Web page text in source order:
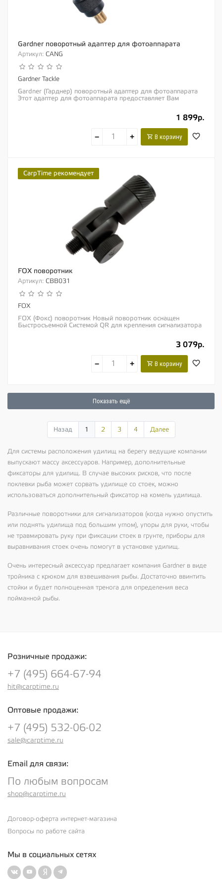
Gardner поворотный адаптер для фотоаппарата
Артикул: CANG
Gardner Tackle
Gardner (Гарднер) поворотный адаптер для фотоаппарата
Этот адаптер для фотоаппарата предоставляет Вам
1 899р.
− + В корзину
CarpTime рекомендует
FOX поворотник
Артикул: CBB031
FOX
FOX (Фокс) поворотник Новый поворотник оснащен
Быстросъемной Системой QR для крепления сигнализатора
3 079р.
− + В корзину
Показать ещё
Назад 1 2 3 4 Далее
Для системы расположения удилищ на берегу ведущие компании
выпускают массу аксессуаров. Например, дополнительные
фиксаторы для удилищ. В случае высоких рисков, что после
поклевки рыба может сорвать удилище со стоек, можно
использоваться дополнительный фиксатор на комель удилища.
Различные поворотники для сигнализаторов (когда нужно опустить
или поднять удилища под большим углом), упоры для руки, чтобы
не травмировать руку при фиксации стоек в грунте, приборы для
выравнивания стоек очень помогут в установке удилищ.
Очень интересный аксессуар предлагает компания Gardner в виде
тройника с крюком для взвешивания рыбы. Достаточно ввинтить
стойки и будет полноценная тренога для определения веса
пойманной рыбы.
Розничные продажи:
+7 (495) 664-67-94
hit@carptime.ru
Оптовые продажи:
+7 (495) 532-06-02
sale@carptime.ru
Email для связи:
По любым вопросам
shop@carptime.ru
Договор-оферта интернет-магазина
Вопросы по работе сайта
Мы в социальных сетях